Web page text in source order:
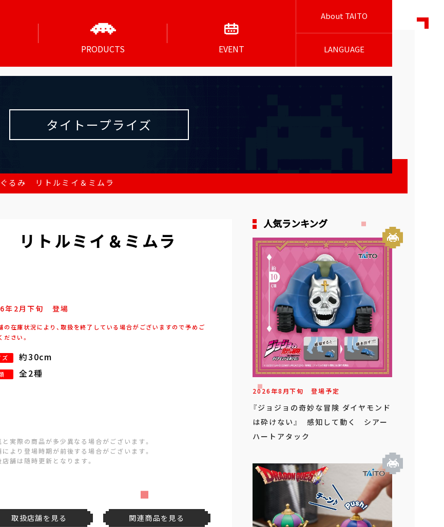
PRODUCTS EVENT
About TAITO
LANGUAGE
タイトープライズ
るみ リトルミイ＆ミムラ
トルミイ＆ミムラ
年 2月下旬 登場
の在庫状況により、取扱を終了している場合がございますので予めご
ださい。
約30cm
全2種
と実際の商品が多少異なる場合がございます。
により登場時期が前後する場合がございます。
店舗は随時更新となります。
取扱店舗を見る 関連商品を見る
人気ランキング
2026年8月下旬 登場予定
『ジョジョの奇妙な冒険 ダイヤモンド
は砕けない』 感知して動く シアー
ハートアタック